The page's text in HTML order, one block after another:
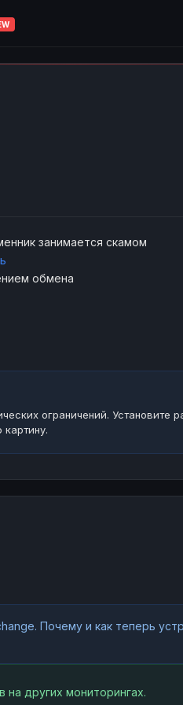
занимается скамом
обмена
ограничений. Установите
Почему и как теперь
других мониторингах.